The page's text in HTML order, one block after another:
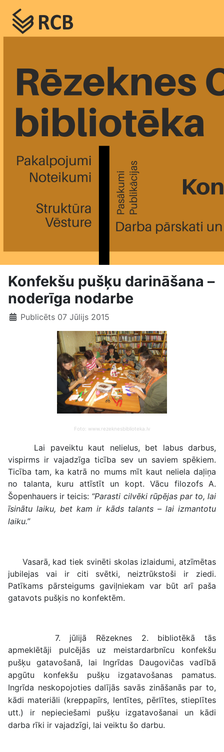
Konfekšu pušķu darināšana –
noderīga nodarbe
Publicēts 07 Jūlijs 2015
Foto: www.rezeknesbiblioteka.lv
Lai paveiktu kaut nelielus, bet labus darbus,
vispirms ir vajadzīga ticība sev un saviem spēkiem.
Ticība tam, ka katrā no mums mīt kaut neliela daļiņa
no talanta, kuru attīstīt un kopt. Vācu filozofs A.
Šopenhauers ir teicis: “Parasti cilvēki rūpējas par to, lai
īsinātu laiku, bet kam ir kāds talants – lai izmantotu
laiku.”
Vasarā, kad tiek svinēti skolas izlaidumi, atzīmētas
jubilejas vai ir citi svētki, neiztrūkstoši ir ziedi.
Patīkams pārsteigums gaviļniekam var būt arī paša
gatavots pušķis no konfektēm.
7. jūlijā Rēzeknes 2. bibliotēkā tās
apmeklētāji pulcējās
uz meistardarbnīcu konfekšu
pušķu gatavošanā, lai Ingrīdas Daugovičas vadībā
apgūtu konfekšu pušķu izgatavošanas pamatus.
Ingrīda neskopojoties dalījās savās zināšanās par to,
kādi materiāli (kreppapīrs, lentītes, pērlītes, stieplītes
utt.) ir nepieciešami pušķu izgatavošanai un kādi
darba rīki ir vajadzīgi, lai veiktu šo darbu.